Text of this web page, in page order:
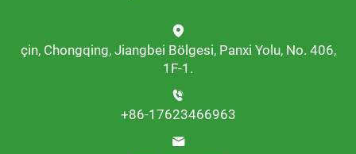
çin, Chongqing, Jiangbei Bölgesi, Panxi Yolu, No. 406,
1F-1.
+86-17623466963